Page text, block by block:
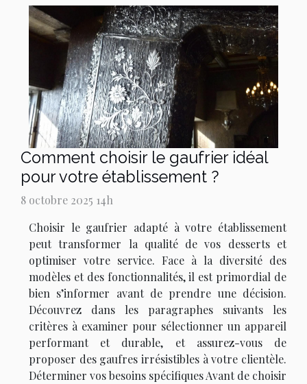
Comment choisir le gaufrier idéal
pour votre établissement ?
8 octobre 2025 14h
Choisir le gaufrier adapté à votre établissement
peut transformer la qualité de vos desserts et
optimiser votre service. Face à la diversité des
modèles et des fonctionnalités, il est primordial de
bien s’informer avant de prendre une décision.
Découvrez dans les paragraphes suivants les
critères à examiner pour sélectionner un appareil
performant et durable, et assurez-vous de
proposer des gaufres irrésistibles à votre clientèle.
Déterminer vos besoins spécifiques Avant de choisir